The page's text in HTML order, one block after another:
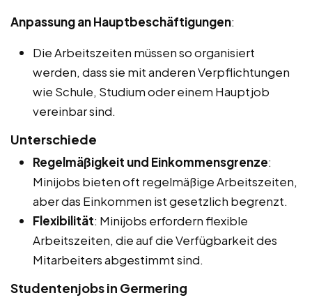
Anpassung an Hauptbeschäftigungen:
Die Arbeitszeiten müssen so organisiert
werden, dass sie mit anderen Verpflichtungen
wie Schule, Studium oder einem Hauptjob
vereinbar sind.
Unterschiede
Regelmäßigkeit und Einkommensgrenze:
Minijobs bieten oft regelmäßige Arbeitszeiten,
aber das Einkommen ist gesetzlich begrenzt.
Flexibilität: Minijobs erfordern flexible
Arbeitszeiten, die auf die Verfügbarkeit des
Mitarbeiters abgestimmt sind.
Studentenjobs in Germering